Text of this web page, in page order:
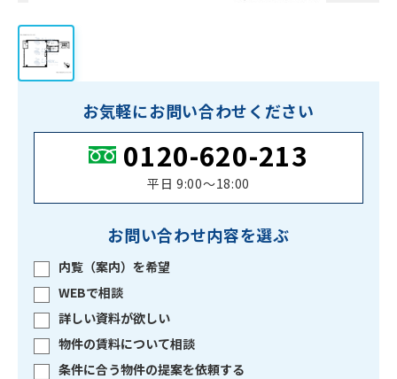
お気軽にお問い合わせください
0120-620-213
平日 9:00〜18:00
お問い合わせ内容を選ぶ
内覧（案内）を希望
WEBで相談
詳しい資料が欲しい
物件の賃料について相談
条件に合う物件の提案を依頼する